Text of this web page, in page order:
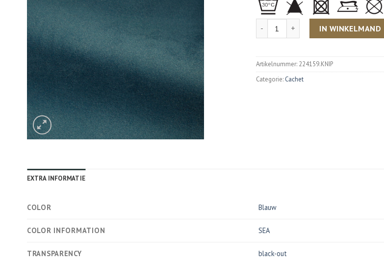
IN WINKELMAND
Artikelnummer: 224159.KNIP
Categorie: Cachet
EXTRA INFORMATIE
COLOR Blauw
COLOR INFORMATION SEA
TRANSPARENCY black-out